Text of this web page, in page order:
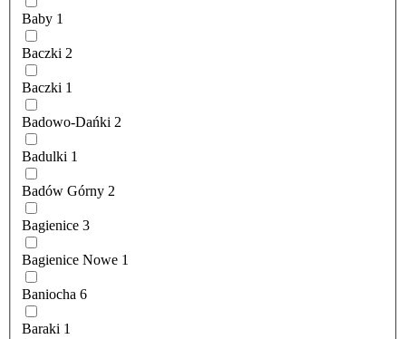
Baby 1
Baczki 2
Baczki 1
Badowo-Dańki 2
Badulki 1
Badów Górny 2
Bagienice 3
Bagienice Nowe 1
Baniocha 6
Baraki 1